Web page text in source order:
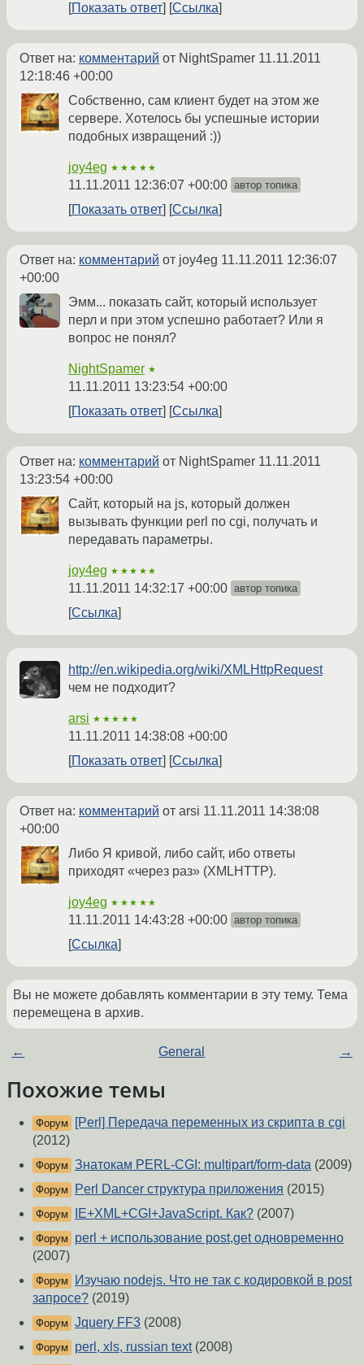
Показать ответ
Ссылка
Ответ на: комментарий от NightSpamer 11.11.2011
12:18:46 +00:00
Собственно, сам клиент будет на этом же
сервере. Хотелось бы успешные истории
подобных извращений :))
joy4eg ★★★★★
11.11.2011 12:36:07 +00:00 автор топика
Показать ответ Ссылка
Ответ на: комментарий от joy4eg 11.11.2011 12:36:07
+00:00
Эмм... показать сайт, который использует
перл и при этом успешно работает? Или я
вопрос не понял?
NightSpamer ★
11.11.2011 13:23:54 +00:00
Показать ответ
Ссылка
Ответ на: комментарий от NightSpamer 11.11.2011
13:23:54 +00:00
Сайт, который на js, который должен
вызывать функции perl по cgi, получать и
передавать параметры.
joy4eg ★★★★★
11.11.2011 14:32:17 +00:00 автор топика
Ссылка
http://en.wikipedia.org/wiki/XMLHttpRequest
чем не подходит?
arsi ★★★★★
11.11.2011 14:38:08 +00:00
Показать ответ
Ссылка
Ответ на: комментарий от arsi 11.11.2011 14:38:08
+00:00
Либо Я кривой, либо сайт, ибо ответы
приходят «через раз» (XMLHTTP).
joy4eg ★★★★★
11.11.2011 14:43:28 +00:00 автор топика
Ссылка
Вы не можете добавлять комментарии в эту тему. Тема
перемещена в архив.
← General →
Похожие темы
Форум
[Perl] Передача переменных из скрипта в cgi
(2012)
Форум Знатокам PERL-CGI: multipart/form-data (2009)
Форум Perl Dancer структура приложения (2015)
Форум IE+XML+CGI+JavaScript. Как? (2007)
Форум
perl + использование post,get одновременно
(2007)
Форум
Изучаю nodejs. Что не так с кодировкой в post
запросе? (2019)
Форум Jquery FF3 (2008)
Форум perl, xls, russian text(2008)